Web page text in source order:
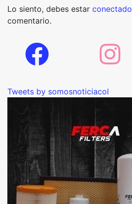
Lo siento, debes estar conectado
comentario.
Tweets by somosnoticiacol